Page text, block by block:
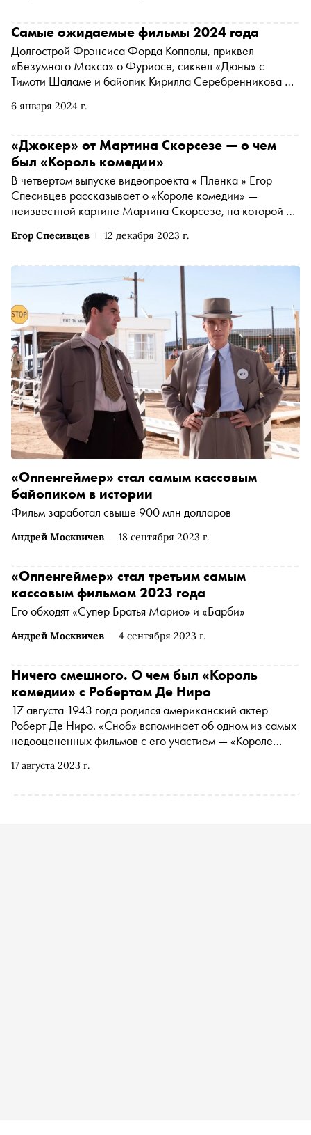
6 января 2024 г.
Самые ожидаемые фильмы 2024 года
Долгострой Фрэнсиса Форда Копполы, приквел
«Безумного Макса» о Фуриосе, сиквел «Дюны» с
Тимоти Шаламе и байопик Кирилла Серебренникова —
посмотреть в 2024 году
Егор Спесивцев 12 декабря 2023 г.
«Джокер» от Мартина Скорсезе — о чем
был «Король комедии»
В четвертом выпуске видеопроекта « Пленка » Егор
Спесивцев рассказывает о «Короле комедии» —
неизвестной картине Мартина Скорсезе, на которой во
общего у картин и почему «Король комедии» актуален
Андрей Москвичев 18 сентября 2023 г.
«Оппенгеймер» стал самым кассовым
байопиком в истории
Фильм заработал свыше 900 млн долларов
Андрей Москвичев 4 сентября 2023 г.
«Оппенгеймер» стал третьим самым
кассовым фильмом 2023 года
Его обходят «Супер Братья Марио» и «Барби»
17 августа 2023 г.
Ничего смешного. О чем был «Король
комедии» с Робертом Де Ниро
17 августа 1943 года родился американский актер
Роберт Де Ниро. «Сноб» вспоминает об одном из самых
недооцененных фильмов с его участием — «Короле